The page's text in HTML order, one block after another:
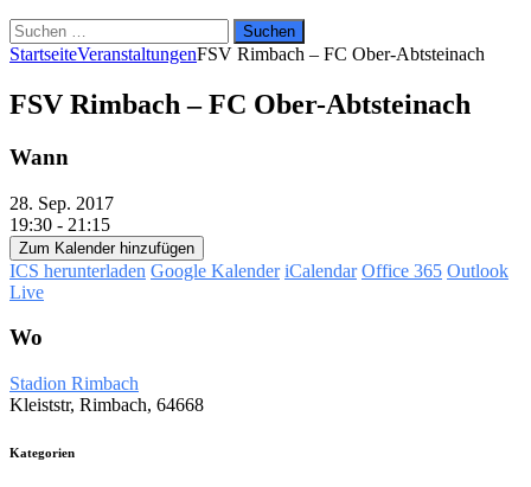
Suchen
nach:
StartseiteVeranstaltungenFSV Rimbach – FC Ober-Abtsteinach
FSV Rimbach – FC Ober-Abtsteinach
Wann
28. Sep. 2017
19:30 - 21:15
Zum Kalender hinzufügen
ICS herunterladen Google Kalender iCalendar Office 365 Outlook
Live
Wo
Stadion Rimbach
Kleiststr, Rimbach, 64668
Kategorien